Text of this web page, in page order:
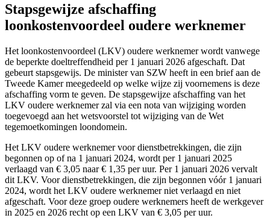
Stapsgewijze afschaffing
loonkostenvoordeel oudere werknemer
Het loonkostenvoordeel (LKV) oudere werknemer wordt vanwege
de beperkte doeltreffendheid per 1 januari 2026 afgeschaft. Dat
gebeurt stapsgewijs. De minister van SZW heeft in een brief aan de
Tweede Kamer meegedeeld op welke wijze zij voornemens is deze
afschaffing vorm te geven. De stapsgewijze afschaffing van het
LKV oudere werknemer zal via een nota van wijziging worden
toegevoegd aan het wetsvoorstel tot wijziging van de Wet
tegemoetkomingen loondomein.
Het LKV oudere werknemer voor dienstbetrekkingen, die zijn
begonnen op of na 1 januari 2024, wordt per 1 januari 2025
verlaagd van € 3,05 naar € 1,35 per uur. Per 1 januari 2026 vervalt
dit LKV. Voor dienstbetrekkingen, die zijn begonnen vóór 1 januari
2024, wordt het LKV oudere werknemer niet verlaagd en niet
afgeschaft. Voor deze groep oudere werknemers heeft de werkgever
in 2025 en 2026 recht op een LKV van € 3,05 per uur.